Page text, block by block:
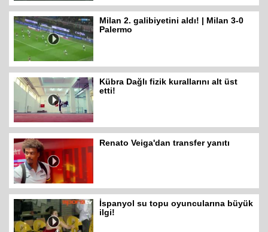
Milan 2. galibiyetini aldı! | Milan 3-0
Palermo
Kübra Dağlı fizik kurallarını alt üst
etti!
Renato Veiga'dan transfer yanıtı
İspanyol su topu oyuncularına büyük
ilgi!